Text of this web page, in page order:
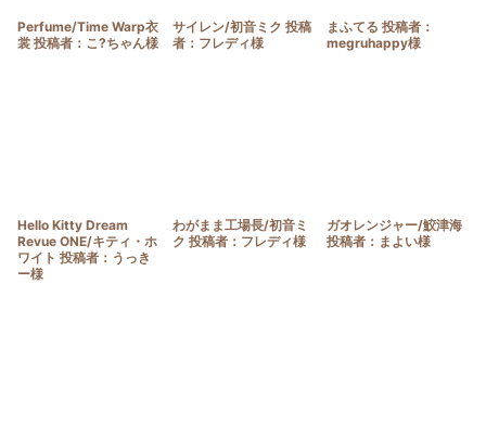
Perfume/Time Warp衣
裳 投稿者：こ?ちゃん様
サイレン/初音ミク 投稿
者：フレディ様
まふてる 投稿者：
megruhappy様
Hello Kitty Dream
Revue ONE/キティ・ホ
ワイト 投稿者：うっき
ー様
わがまま工場長/初音ミ
ク 投稿者：フレディ様
ガオレンジャー/鮫津海
投稿者：まよい様